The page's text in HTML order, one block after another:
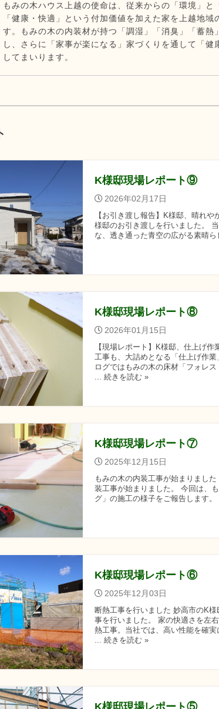
もみの木ハウス上越の使命は、従来からの「環境」と
「健康・快適」という付加価値を加えた家を上越地
す。もみの木の内装材が持つ「調湿」「消臭」「蓄熱
し、さらに「家事が楽になる」家づくりを通して「健
してまいります。
K様邸現場レポート⑨
2026年02月17日
【お引き渡し報告】K様邸、晴れ
様邸のお引き渡しを行いました。
な、透き通った青空の広がる素晴
K様邸現場レポート⑧
2026年01月15日
【現場レポート】K様邸、仕上げ
工事も、大詰めとなる「仕上げ作
ログではもみの木の床材「フォレ
... 続きを読む »
K様邸現場レポート⑦
2025年12月15日
もみの木の内装工事が始まりまし
装工事が始まりました。 今回は、
グ」の施工の様子をご報告します
K様邸現場レポート⑥
2025年12月03日
断熱工事を行いました 妙高市のK
事を行いました。 家の快適さを左
熱工事。当社では、高い性能を確
... 続きを読む »